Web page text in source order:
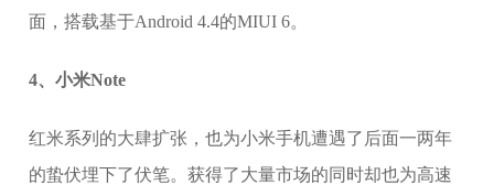
面，搭载基于Android 4.4的MIUI 6。
4、小米Note
红米系列的大肆扩张，也为小米手机遭遇了后面一两年
的蛰伏埋下了伏笔。获得了大量市场的同时却也为高速